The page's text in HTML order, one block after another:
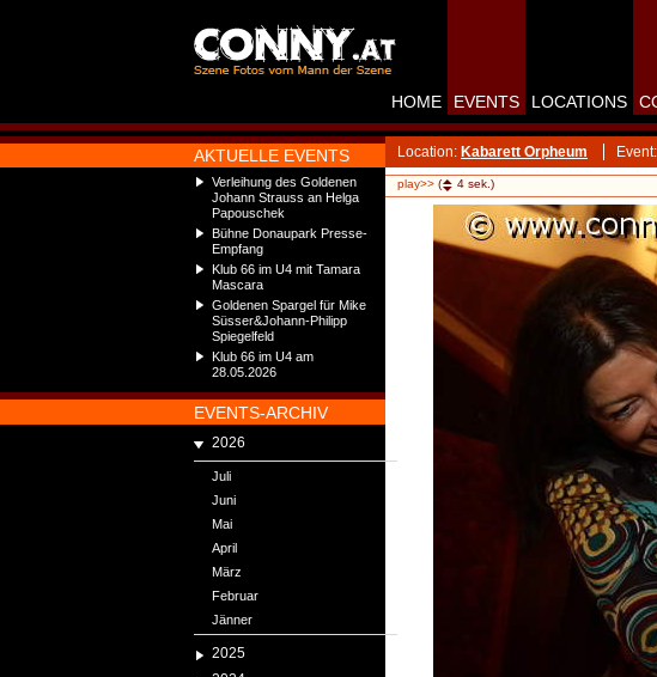
AKTUELLE EVENTS
Verleihung des Goldenen
Johann Strauss an Helga
Papouschek
Bühne Donaupark Presse-
Empfang
Klub 66 im U4 mit Tamara
Mascara
Goldenen Spargel für Mike
Süsser&Johann-Philipp
Spiegelfeld
Klub 66 im U4 am
28.05.2026
EVENTS-ARCHIV
2026
Juli
Juni
Mai
April
März
Februar
Jänner
2025
HOME EVENTS LOCATIONS
Location: Kabarett Orpheum Event:
play>> ( 4 sek.)